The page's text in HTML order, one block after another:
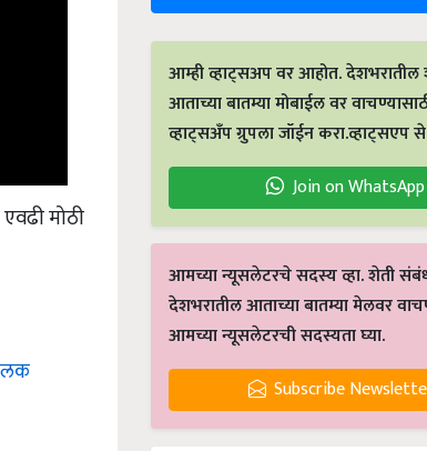
मोठी
आम्ही व्हाट्सअप वर आहोत. देशभरातील
आताच्या बातम्या मोबाईल वर
व्हाट्सअँप ग्रुपला जॉईन करा.व्हाट्सएप
Join on WhatsApp
आमच्या न्यूसलेटरचे सदस्य व्हा. शेती
देशभरातील आताच्या बातम्या मेलवर
आमच्या न्यूसलेटरची सदस्यता घ्या.
Subscribe